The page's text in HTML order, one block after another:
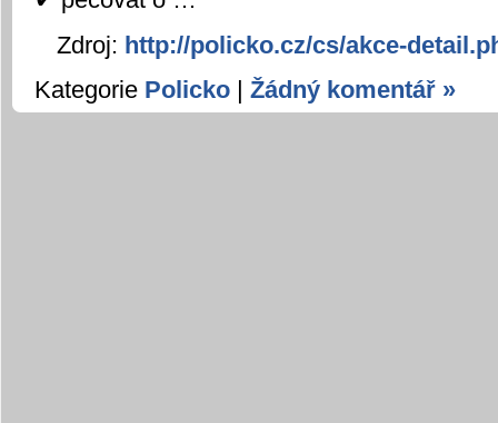
Zdroj: http://policko.cz/cs/akce-
Kategorie Policko | Žádný komentář »